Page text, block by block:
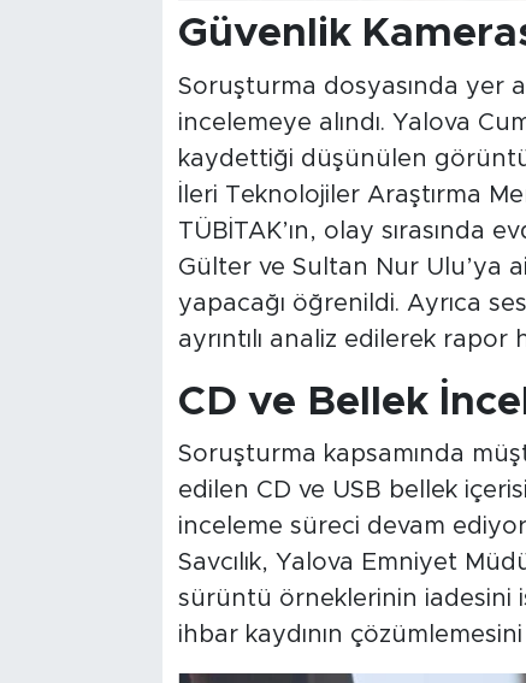
Güvenlik
Soruşturma dosyasında yer
incelemeye alındı. Yalova
kaydettiği düşünülen
İleri Teknolojiler Araştırma
TÜBİTAK’ın, olay sırasında
Gülter ve Sultan Nur Ulu’ya
yapacağı öğrenildi. Ayrıca
ayrıntılı analiz edilerek
CD ve Bellek
Soruşturma kapsamında
edilen CD ve USB bellek
inceleme süreci devam
Savcılık, Yalova Emniyet
sürüntü örneklerinin iadesini
ihbar kaydının